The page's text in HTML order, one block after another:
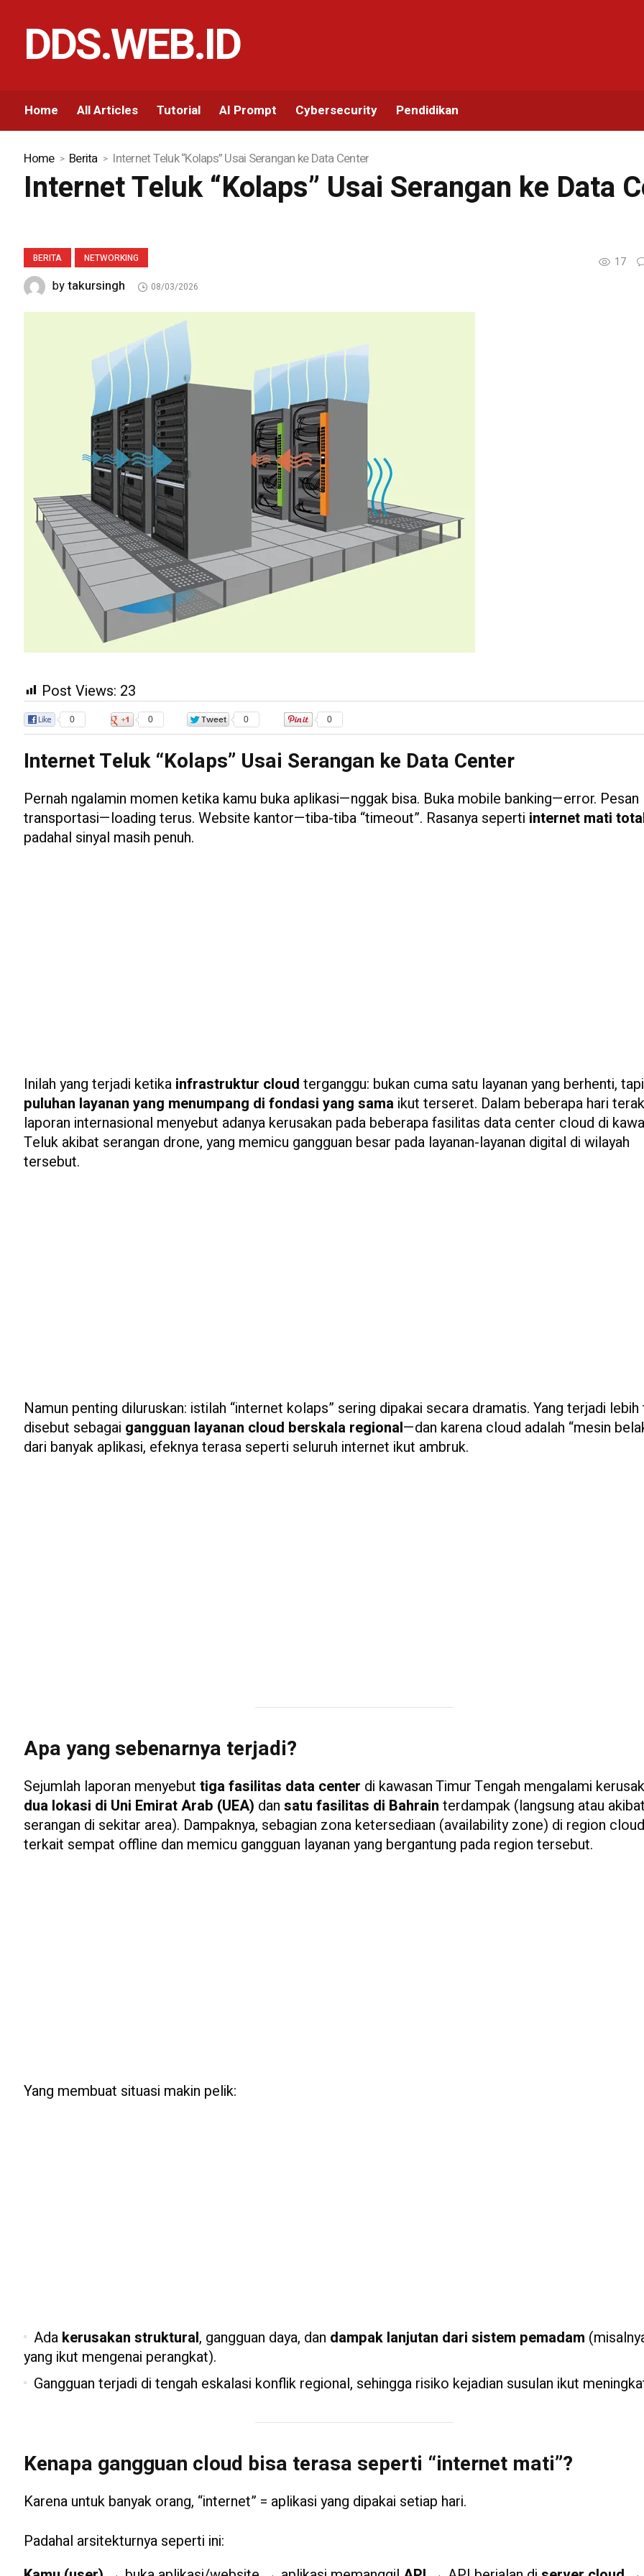
DDS.WEB.ID
Home All Articles Tutorial AI Prompt Cybersecurity Pendidikan
Home Berita Internet Teluk “Kolaps” Usai Serangan ke Data Center
Internet Teluk “Kolaps” Usai Serangan ke Data
BERITA NETWORKING 17
bytakursingh 08/03/2026
Post Views: 23
0 0 0 0
Internet Teluk “Kolaps” Usai Serangan ke Data Center
Pernah ngalamin momen ketika kamu buka aplikasi—nggak bisa. Buka mobile banking—error. Pesan
transportasi—loading terus. Website kantor—tiba-tiba “timeout”. Rasanya seperti internet mati
padahal sinyal masih penuh.
Inilah yang terjadi ketika infrastruktur cloud terganggu: bukan cuma satu layanan yang berhenti, tapi
puluhan layanan yang menumpang di fondasi yang sama ikut terseret. Dalam beberapa hari
laporan internasional menyebut adanya kerusakan pada beberapa fasilitas data center cloud di
Teluk akibat serangan drone, yang memicu gangguan besar pada layanan-layanan digital di wilayah
tersebut.
Namun penting diluruskan: istilah “internet kolaps” sering dipakai secara dramatis. Yang terjadi
disebut sebagai gangguan layanan cloud berskala regional—dan karena cloud adalah “mesin
dari banyak aplikasi, efeknya terasa seperti seluruh internet ikut ambruk.
Apa yang sebenarnya terjadi?
Sejumlah laporan menyebuttiga fasilitas data center di kawasan Timur Tengah mengalami
dua lokasi di Uni Emirat Arab (UEA) dansatu fasilitas di Bahrain terdampak (langsung atau akibat
serangan di sekitar area). Dampaknya, sebagian zona ketersediaan (availability zone) di region cloud
terkait sempat offline dan memicu gangguan layanan yang bergantung pada region tersebut.
Yang membuat situasi makin pelik:
Ada kerusakan struktural, gangguan daya, dan dampak lanjutan dari sistem pemadam
yang ikut mengenai perangkat).
Gangguan terjadi di tengah eskalasi konflik regional, sehingga risiko kejadian susulan ikut
Kenapa gangguan cloud bisa terasa seperti “internet mati”?
Karena untuk banyak orang, “internet” = aplikasi yang dipakai setiap hari.
Padahal arsitekturnya seperti ini: